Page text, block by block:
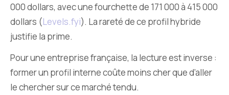
000 dollars, avec une fourchette de 171 000 à 415 000
dollars (Levels.fyi). La rareté de ce profil hybride
justifie la prime.
Pour une entreprise française, la lecture est inverse :
former un profil interne coûte moins cher que d’aller
le chercher sur ce marché tendu.